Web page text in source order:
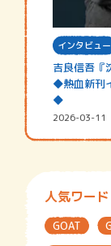
インタビュー
吉良信吾『
◆熱血新刊
◆
2026-03-11
人気ワード
GOAT